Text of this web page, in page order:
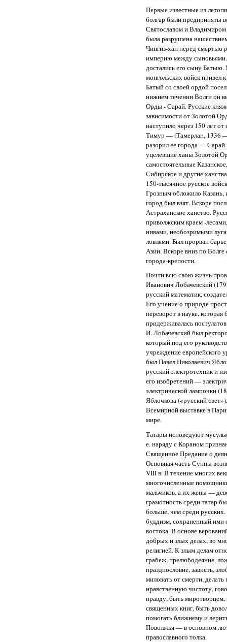
Первые известные из
болгар были предприняты
Святославом и
была разрушена
Чингиз-хан перед
империю между
достались его сыну
монгольских войск привел
Батый со своей ордой
нижнем течении Волги он
Орды - Сарай. Русские
зависимости от Золотой
наступило через 150 лет
Тимур — (Тамерлан, 1336
разорил ее города —
уцелевшие ханы Золотой
самостоятельные
Сибирское и другие
150-тысячное русское
Грозным обложило Казань,
город был взят. Вскоре
Астраханское ханство.
приволжским краем -
нивами, необозримыми
ловлями. Был прорван
Азии. Вскоре вниз по Волге
города-крепости.
Почти всю свою жизнь
Иванович Лобачевский
русский математик,
Его учение о природе
переворот в науке, которая
придерживалась
И. Лобачевский был
который под его
учреждение европейского
был Павел Николаевич
русский электротехник и
его изобретений —
электрической лампочки
Яблочкова («русский
Всемирной выставке в
мире.
Татары исповедуют
е. наряду с Кораном
Священное Предание о
Основная часть Сунны
VIII в. В течение многих
многочисленные
мальчиков, а их жены —
грамотность среди татар
больше, чем среди
буддизм, сохраненный ими
востока. В основе
добрых и злых делах, во
религией. К злым делам
грабеж, прелюбодеяние,
празднословие, зависть,
миловать от смерти,
нравственную чистоту,
правду, быть миротворцем,
священных книг, быть
помогать ближнему и
Поволжья — в основном
православного толка.